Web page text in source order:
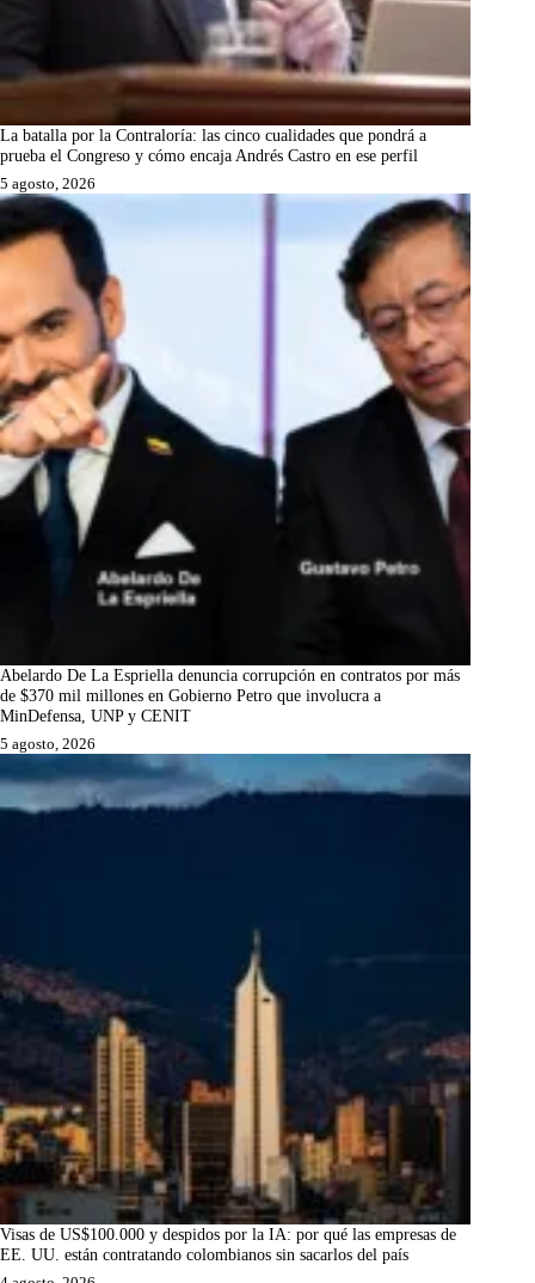
La batalla por la Contraloría: las cinco cualidades que pondrá a
prueba el Congreso y cómo encaja Andrés Castro en ese perfil
5 agosto, 2026
Abelardo De La Espriella denuncia corrupción en contratos por más
de $370 mil millones en Gobierno Petro que involucra a
MinDefensa, UNP y CENIT
5 agosto, 2026
Visas de US$100.000 y despidos por la IA: por qué las empresas de
EE. UU. están contratando colombianos sin sacarlos del país